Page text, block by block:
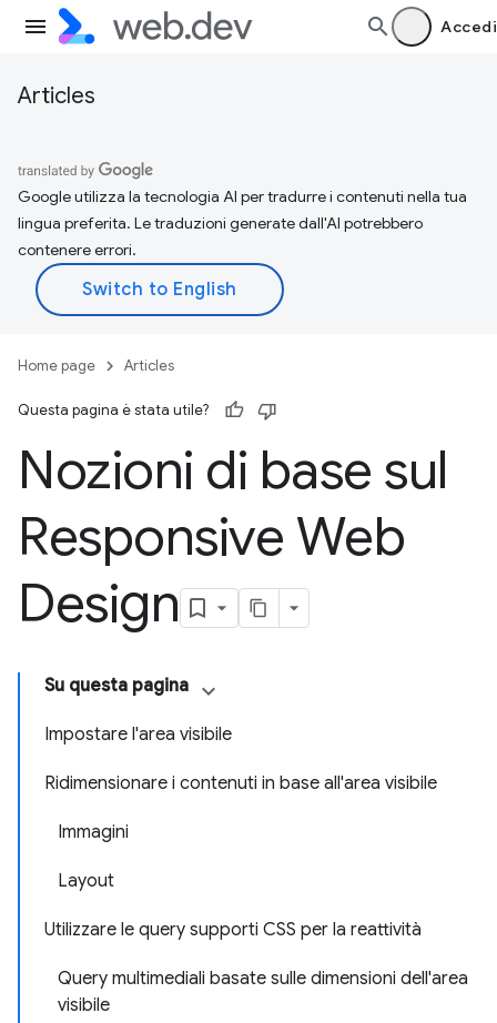
Accedi
Articles
Google utilizza la tecnologia AI per tradurre i contenuti nella tua
lingua preferita. Le traduzioni generate dall'AI potrebbero
contenere errori.
Home page Articles
Questa pagina è stata utile?
Nozioni di base sul
Responsive Web
Design
Su questa pagina
Impostare l'area visibile
Ridimensionare i contenuti in base all'area visibile
Immagini
Layout
Utilizzare le query supporti CSS per la reattività
Query multimediali basate sulle dimensioni dell'area
visibile